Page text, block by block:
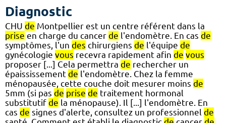
Diagnostic
CHU de Montpellier est un centre référent dans la
prise en charge du cancer de l'endomètre. En cas de
symptômes, l'un des chirurgiens de l'équipe de
gynécologie vous recevra rapidement afin de vous
proposer [...] Cela permettra de rechercher un
épaississement de l'endomètre. Chez la femme
ménopausée, cette couche doit mesurer moins de
5mm (si pas de prise de traitement hormonal
substitutif de la ménopause). Il [...] l'endomètre. En
cas de signes d'alerte, consultez un professionnel de